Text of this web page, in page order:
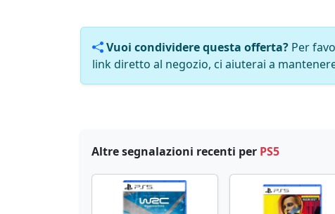
Vuoi condividere questa offerta? Per
link diretto al negozio, ci aiuterai a
Altre segnalazioni recenti per PS5